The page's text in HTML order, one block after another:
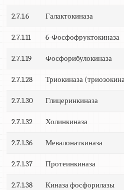
2.7.1.6 Галактокиназа
2.7.1.11 6-Фосфофруктокиназа
2.7.1.19 Фосфорибулокиназа
2.7.1.28 Триокиназа
2.7.1.30 Глицеринкиназа
2.7.1.32 Холинкиназа
2.7.1.36 Мевалонаткиназа
2.7.1.37 Протеинкиназа
2.7.1.38 Киназа фосфорилазы